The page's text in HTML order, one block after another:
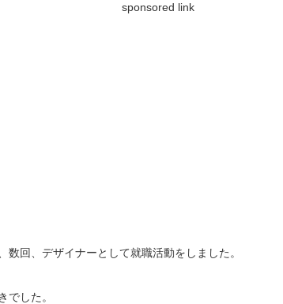
sponsored link
数回、デザイナーとして就職活動をしました。
でした。